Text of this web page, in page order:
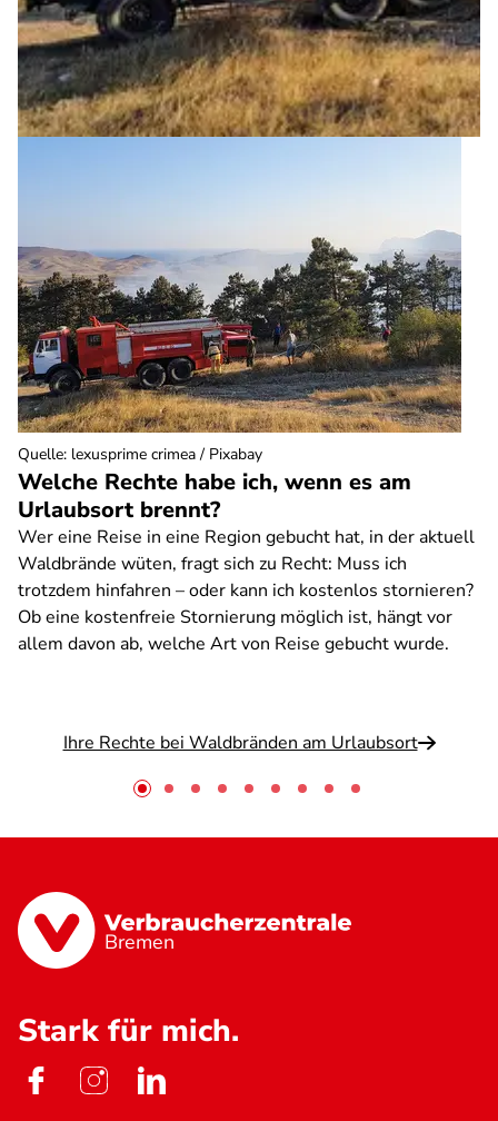
Welche Rechte habe ich, wenn es am
Urlaubsort brennt?
Wer eine Reise in eine Region gebucht hat, in der aktuell
Waldbrände wüten, fragt sich zu Recht: Muss ich
trotzdem hinfahren – oder kann ich kostenlos stornieren?
Ob eine kostenfreie Stornierung möglich ist, hängt vor
allem davon ab, welche Art von Reise gebucht wurde.
Ihre Rechte bei Waldbränden am Urlaubsort
Quelle: lexusprime crimea / Pixabay
Bremen
Stark für mich.